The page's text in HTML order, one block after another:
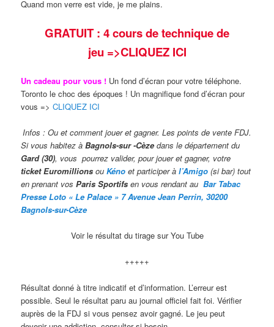
Quand mon verre est vide, je me plains.
GRATUIT : 4 cours de technique de
jeu =>CLIQUEZ ICI
Un cadeau pour vous ! Un fond d’écran pour votre téléphone.
Toronto le choc des époques ! Un magnifique fond d’écran pour
vous =>CLIQUEZ ICI
Infos : Ou et comment jouer et gagner. Les points de vente FDJ.
Si vous habitez àBagnols-sur -Cèze dans le département du
Gard (30), vous pourrez valider,pour jouer et gagner, votre
ticket Euromillions ouKéno et participer àl’Amigo (si bar) tout
en prenant vosParis Sportifs en vous rendant au Bar Tabac
Presse Loto « Le Palace » 7 Avenue Jean Perrin, 30200
Bagnols-sur-Cèze
Voir le résultat du tirage sur You Tube
+++++
Résultat donné à titre indicatif et d’information. L’erreur est
possible. Seul le résultat paru au journal officiel fait foi. Vérifier
auprès de la FDJ si vous pensez avoir gagné. Le jeu peut